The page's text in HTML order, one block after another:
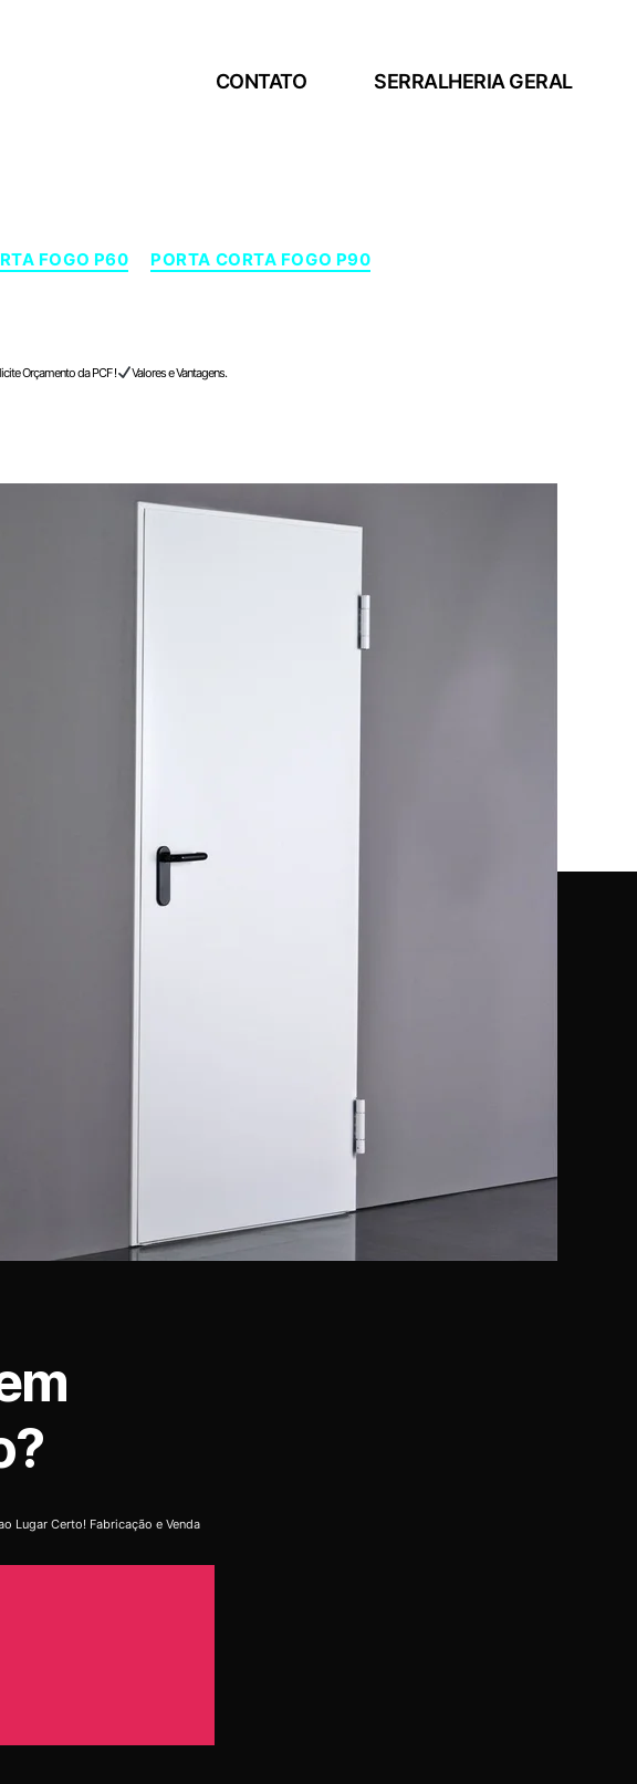
CONTATO SERRALHERIA GERAL
FOGO P60 PORTA CORTA FOGO P90
Orçamento da PCF ! Valores e Vantagens.
Lugar Certo! Fabricação e Venda